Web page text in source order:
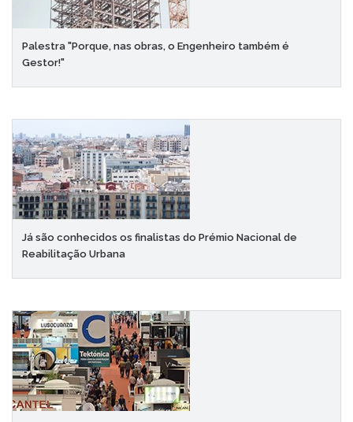
Palestra "Porque, nas obras, o Engenheiro também é
Gestor!"
Já são conhecidos os finalistas do Prémio Nacional de
Reabilitação Urbana